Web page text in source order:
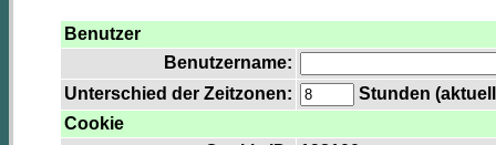
Benutzer
Benutzername:
Unterschied der Zeitzonen:
Stunden
Cookie